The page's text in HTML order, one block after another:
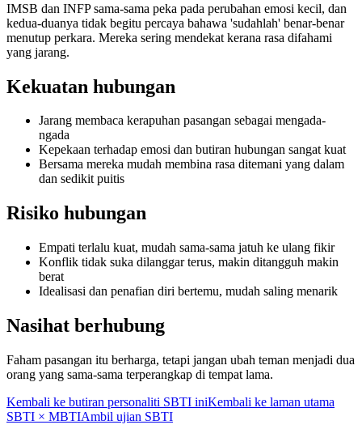
IMSB dan INFP sama-sama peka pada perubahan emosi kecil, dan
kedua-duanya tidak begitu percaya bahawa 'sudahlah' benar-benar
menutup perkara. Mereka sering mendekat kerana rasa difahami
yang jarang.
Kekuatan hubungan
Jarang membaca kerapuhan pasangan sebagai mengada-
ngada
Kepekaan terhadap emosi dan butiran hubungan sangat kuat
Bersama mereka mudah membina rasa ditemani yang dalam
dan sedikit puitis
Risiko hubungan
Empati terlalu kuat, mudah sama-sama jatuh ke ulang fikir
Konflik tidak suka dilanggar terus, makin ditangguh makin
berat
Idealisasi dan penafian diri bertemu, mudah saling menarik
Nasihat berhubung
Faham pasangan itu berharga, tetapi jangan ubah teman menjadi dua
orang yang sama-sama terperangkap di tempat lama.
Kembali ke butiran personaliti SBTI iniKembali ke laman utama
SBTI × MBTIAmbil ujian SBTI